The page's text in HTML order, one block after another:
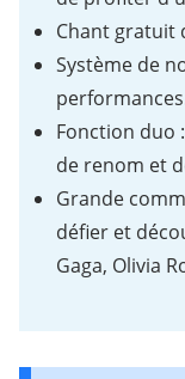
Chant gratuit
Système de
Fonction duo
de renom et
Grande
défier et
Gaga, Olivia